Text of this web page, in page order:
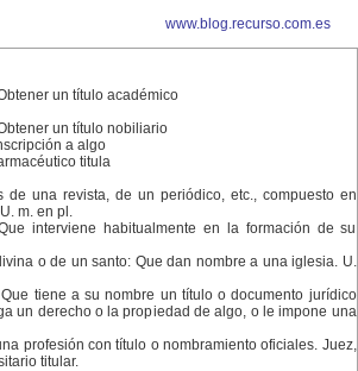
www.blog.recurso.com.es
un título académico
un título nobiliario
a algo
titula
de una revista, de un periódico, etc., compuesto en
m. en pl.
interviene habitualmente en la formación de su
o de un santo: Que dan nombre a una iglesia. U.
tiene a su nombre un título o documento jurídico
un derecho o la propiedad de algo, o le impone una
profesión con título o nombramiento oficiales. Juez,
titular.